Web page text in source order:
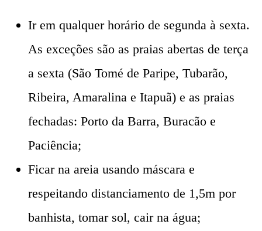
Ir em qualquer horário de segunda à sexta.
As exceções são as praias abertas de terça
a sexta (São Tomé de Paripe, Tubarão,
Ribeira, Amaralina e Itapuã) e as praias
fechadas: Porto da Barra, Buracão e
Paciência;
Ficar na areia usando máscara e
respeitando distanciamento de 1,5m por
banhista, tomar sol, cair na água;